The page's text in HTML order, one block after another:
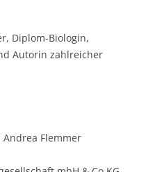
Diplom-Biologin,
Autorin zahlreicher
Andrea Flemmer